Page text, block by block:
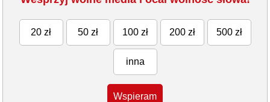
20 zł 50 zł 100 zł 200 zł 500 zł
inna
Wspieram